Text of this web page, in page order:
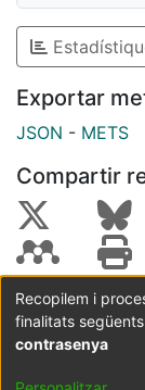
Exportar
JSON - METS
Compartir
Coordinació:CRAI UB Avís
subjectes a:
Configuració
Recopilem i
finalitats
contrasenya